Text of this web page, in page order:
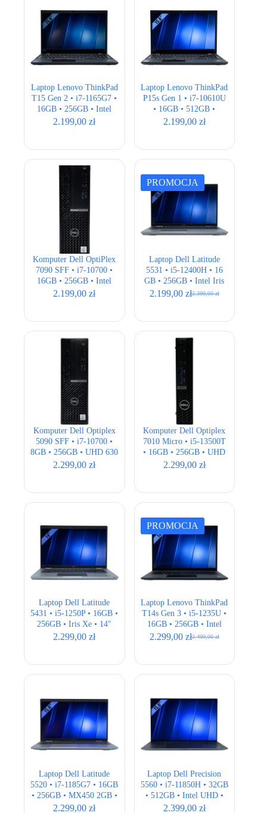
Laptop Lenovo ThinkPad
T15 Gen 2 • i7-1165G7 •
16GB • 256GB • Intel
Iris Xe • 15,6″ Full HD
2.199,00zł
Laptop Lenovo ThinkPad
P15s Gen 1 • i7-10610U
• 16GB • 512GB •
Quadro P520 • 15,6″ Full
2.199,00 zł
Komputer Dell OptiPlex
7090 SFF • i7-10700 •
16GB • 256GB • Intel
UHD
2.199,00zł
PROMOCJA
Laptop Dell Latitude
5531 • i5-12400H • 16
GB • 256GB • Intel Iris
Xe • 15,6″ Full HD •
2.399,00zł
Pierwotna
wynosiła:
2.399,00 zł.
2.199,00 zł
Aktualna
wynosi:
2.199,00 zł.
Komputer Dell Optiplex
5090 SFF • i7-10700 •
8GB • 256GB • UHD 630
2.299,00zł
Komputer Dell Optiplex
7010 Micro • i5-13500T
• 16GB • 256GB • UHD
770 • Wi-Fi
2.299,00 zł
Laptop Dell Latitude
5431 • i5-1250P • 16GB •
256GB • Iris Xe • 14″
Full HD
2.299,00zł
PROMOCJA
Laptop Lenovo ThinkPad
T14s Gen 3 • i5-1235U •
16GB • 256GB • Intel
Iris Xe • 14″ FHD+ •
2.499,00zł
Pierwotna
wynosiła:
2.499,00 zł.
2.299,00 zł
Aktualna
wynosi:
2.299,00 zł.
Laptop Dell Latitude
5520 • i7-1185G7 • 16GB
• 256GB • MX450 2GB •
15,6″ Full HD
2.299,00zł
Laptop Dell Precision
5560 • i7-11850H • 32GB
• 512GB • Intel UHD •
15,6″ Full HD+ •
2.399,00 zł